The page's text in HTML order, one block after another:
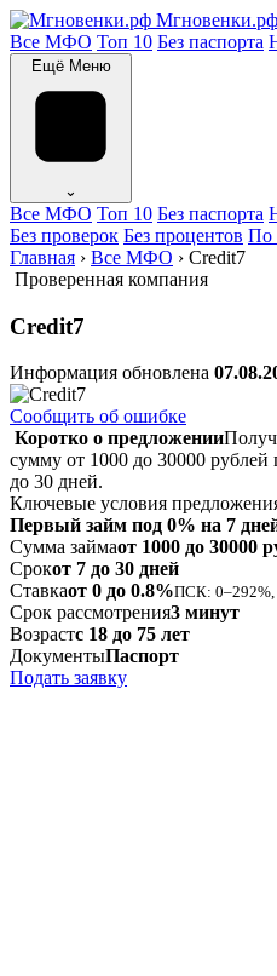
Мгновенки.рф
Все МФО Топ 10 Без паспорта
Ещё Меню
⌄
Все МФО Топ 10 Без паспорта
Без проверок Без процентов По
Главная › Все МФО › Credit7
Проверенная компания
Credit7
Информация обновлена
Сообщить об ошибке
Коротко о предложении
сумму от 1000 до 30000 рублей
до 30 дней.
Ключевые условия
Первый займ под 0% на 7
Сумма займаот 1000 до 30000
Срокот 7 до 30 дней
Ставкаот 0 до 0.8%ПСК: 0–292%,
Срок рассмотрения3 минут
Возрастс 18 до 75 лет
ДокументыПаспорт
Подать заявку